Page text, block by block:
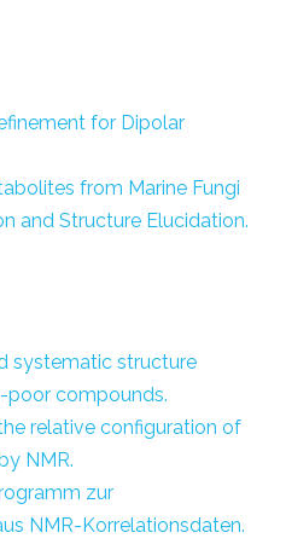
for Dipolar
from Marine Fungi
and Structure Elucidation.
systematic structure
compounds.
relative configuration of
NMR.
zur
NMR-Korrelationsdaten.